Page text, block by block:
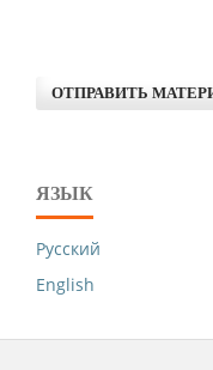
ОТПРАВИТЬ
ЯЗЫК
Русский
English